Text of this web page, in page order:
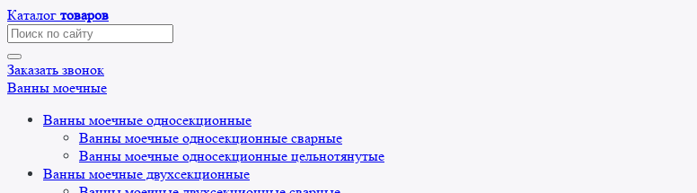
Каталог товаров
Search
for:
Заказать звонок
Ванны моечные
Ванны моечные односекционные
Ванны моечные односекционные сварные
Ванны моечные односекционные цельнотянутые
Ванны моечные двухсекционные